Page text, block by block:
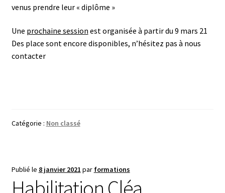
venus prendre leur « diplôme »
Une prochaine session est organisée à partir du 9 mars 21
Des place sont encore disponibles, n’hésitez pas à nous
contacter
Catégorie : Non classé
Publié le 8 janvier 2021 par formations